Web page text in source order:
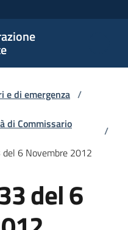
di emergenza /
di Commissario
/
6 Novembre 2012
del 6